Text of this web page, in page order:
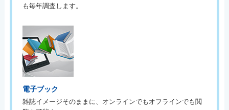
も毎年調査します。
電子ブック
雑誌イメージそのままに、オンラインでもオフラインでも閲